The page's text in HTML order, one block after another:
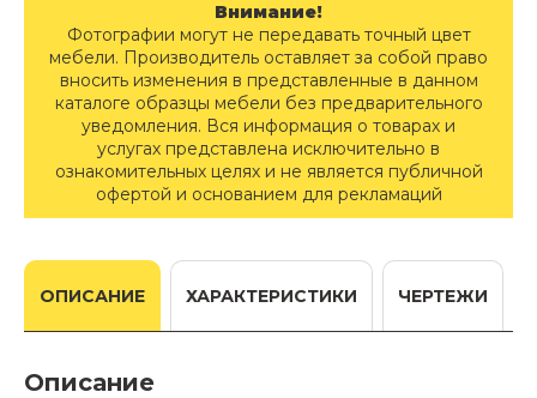
Внимание!
Фотографии могут не передавать точный цвет
мебели. Производитель оставляет за собой право
вносить изменения в представленные в данном
каталоге образцы мебели без предварительного
уведомления. Вся информация о товарах и
услугах представлена исключительно в
ознакомительных целях и не является публичной
офертой и основанием для рекламаций
ОПИСАНИЕ ХАРАКТЕРИСТИКИ ЧЕРТЕЖИ
Описание